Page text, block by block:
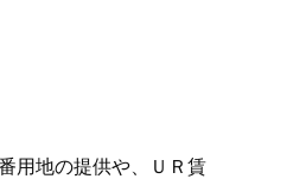
用地の提供や、ＵＲ賃